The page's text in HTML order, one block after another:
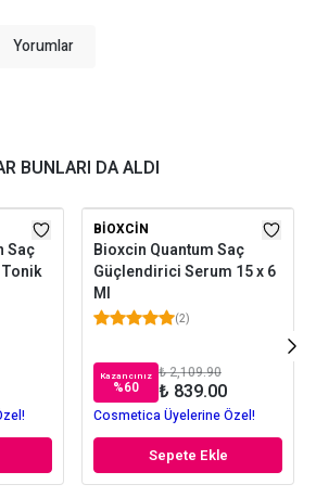
Yorumlar
BUNLARI DA ALDI
Saç
BIOXCIN
Bioxcin Quantum Saç
Güçlendirici Serum 15 x 6
Ml
(2)
Kazancınız
%60
₺ 2,109.90
₺ 839.00
Cosmetica Üyelerine Özel!
Sepete Ekle